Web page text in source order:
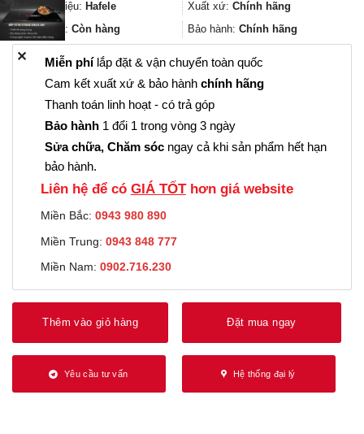
696.000₫.là:
522.000₫.
Thương hiệu: Hafele Xuất xứ: Chính hãng
Trạng thái: Còn hàng Bảo hành: Chính hãng
Miễn phílắp đặt & vận chuyển toàn quốc
Cam kết xuất xứ & bảo hành chính hãng
Thanh toán linh hoạt - có trả góp
Bảo hành 1 đổi 1 trong vòng 3 ngày
Sửa chữa, Chăm sóc ngay cả khi sản phẩm hết hạn
bảo hành.
Liên hệ để có GIÁ TỐThơn giá website
Miền Bắc: 0943 980 890
Miền Trung: 0943 848 777
Miền Nam: 0902.716.230
Thêm vào giỏ hàng Đặt mua ngay
Yêu cầu tư vấn Hệ thống đại lý
✕